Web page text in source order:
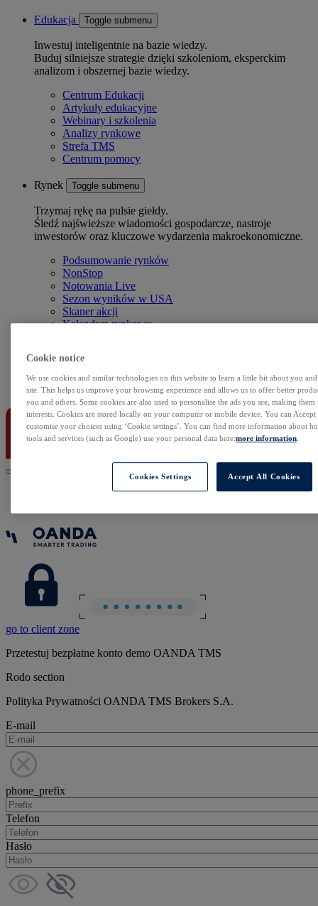
Edukacja Toggle submenu
Inwestuj inteligentnie na bazie wiedzy.
Buduj silniejsze strategie dzięki szkoleniom, eksperckim
analizom i obszernej bazie wiedzy.
Centrum Edukacji
Artykuły edukacyjne
Webinary i szkolenia
Analizy rynkowe
Strefa TMS
Centrum pomocy
Rynek Toggle submenu
Trzymaj rękę na pulsie giełdy.
Śledź najświeższe wiadomości gospodarcze, nastroje
inwestorów oraz kluczowe wydarzenia makroekonomiczne.
Podsumowanie rynków
NonStop
Notowania Live
Sezon wyników w USA
Skaner akcji
Kalendarz rynkowy
Rolowania
Kontakt
go to client zone
Przetestuj bezpłatne konto demo OANDA TMS
Rodo section
Polityka Prywatności OANDA TMS Brokers S.A.
E-mail
phone_prefix
Telefon
Hasło
Cookie notice
We use cookies and similar technologies on this website to learn a little bit about you
site. This helps us improve your browsing experience and allows us to offer better
you and others. Some cookies are also used to personalise the ads you see, making
interests. Cookies are stored locally on your computer or mobile device. You can
customise your choices using ‘Cookie settings’. You can find more information about
tools and services (such as Google) use your personal data here:more information
Cookies Settings Accept All Cookies